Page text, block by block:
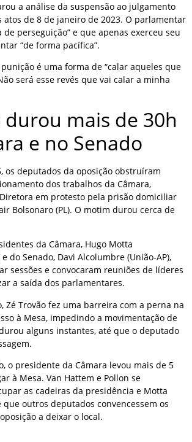
a análise da suspensão ao julgamento
atos de 8 de janeiro de 2023. O parlamentar
de perseguição” e que apenas exerceu seu
“de forma pacífica”.
é uma forma de “calar aqueles que
será esse revés que vai calar a minha
durou mais de 30h
e no Senado
os deputados da oposição obstruíram
dos trabalhos da Câmara,
em protesto pela prisão domiciliar
Bolsonaro (PL). O motim durou cerca de
da Câmara, Hugo Motta
do Senado, Davi Alcolumbre (União-AP),
sessões e convocaram reuniões de líderes
a saída dos parlamentares.
Zé Trovão fez uma barreira com a perna na
à Mesa, impedindo a movimentação de
alguns instantes, até que o deputado
o presidente da Câmara levou mais de 5
à Mesa. Van Hattem e Pollon se
as cadeiras da presidência e Motta
outros deputados convencessem os
a deixar o local.